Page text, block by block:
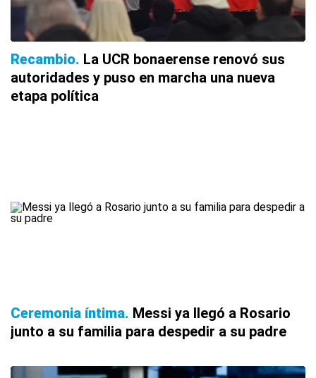
Recambio La UCR bonaerense renovó sus
autoridades y puso en marcha una nueva
etapa política
Ceremonia íntima Messi ya llegó a Rosario
junto a su familia para despedir a su padre